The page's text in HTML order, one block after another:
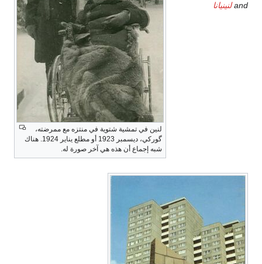
لنين في تمشية شتوية في منتزه مع ممرضته،
گوركي، ديسمبر 1923 أو مطلع يناير 1924. هناك
شبه إجماع أن هذه هي آخر صورة له.
and لنينيانا